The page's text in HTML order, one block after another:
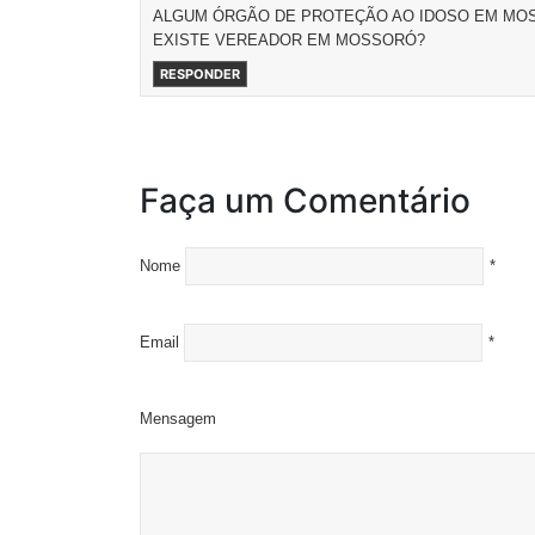
ALGUM ÓRGÃO DE PROTEÇÃO AO IDOSO EM
EXISTE VEREADOR EM MOSSORÓ?
RESPONDER
Faça um Comentário
Nome *
Email *
Mensagem